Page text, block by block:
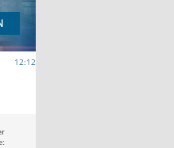
12:12